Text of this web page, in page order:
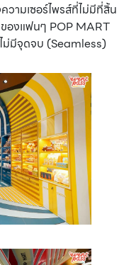
วามเซอร์ไพรส์ที่ไม่มีที่สิ้น
องแฟนๆ POP MART
ม่มีจุดจบ (Seamless)